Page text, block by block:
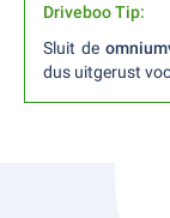
Driveboo Tip:
Sluit de
dus uitgerust